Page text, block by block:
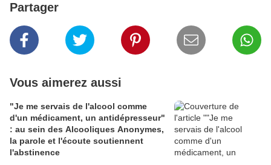
Partager
Vous aimerez aussi
"Je me servais de l'alcool comme
d'un médicament, un antidépresseur"
: au sein des Alcooliques Anonymes,
la parole et l'écoute soutiennent
l'abstinence